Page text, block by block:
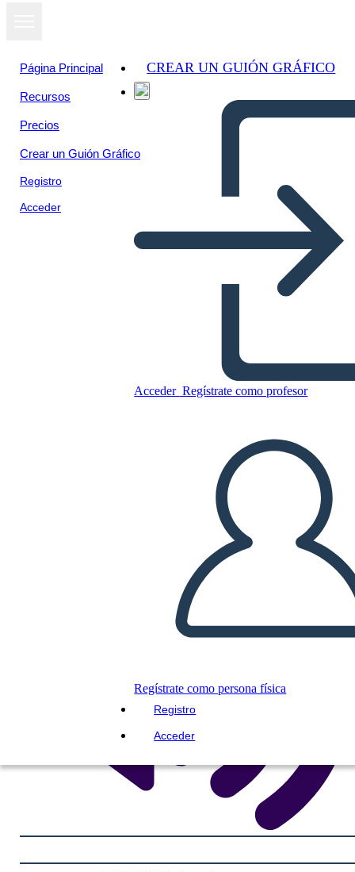
Página Principal
Recursos
Precios
Crear un Guión Gráfico
Registro
Acceder
CREAR UN GUIÓN GRÁFICO
Acceder Regístrate como profesor
Regístrate como persona física
Registro
Acceder
ציר זמן השפל הגדול - 1929-1941
CREAR UN GUIÓN GRÁFICO
JUEGO DE DIAPOSITIVAS
LEERME